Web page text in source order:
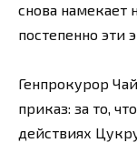
снова намекает
постепенно эти
Генпрокурор
приказ: за то,
действиях